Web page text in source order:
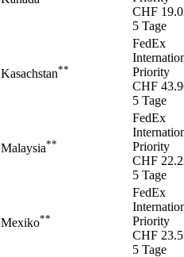
CHF
5 Tage
Kasachstan**
FedEx
Priority
CHF
5 Tage
Malaysia**
FedEx
Priority
CHF
5 Tage
Mexiko**
FedEx
Priority
CHF
5 Tage